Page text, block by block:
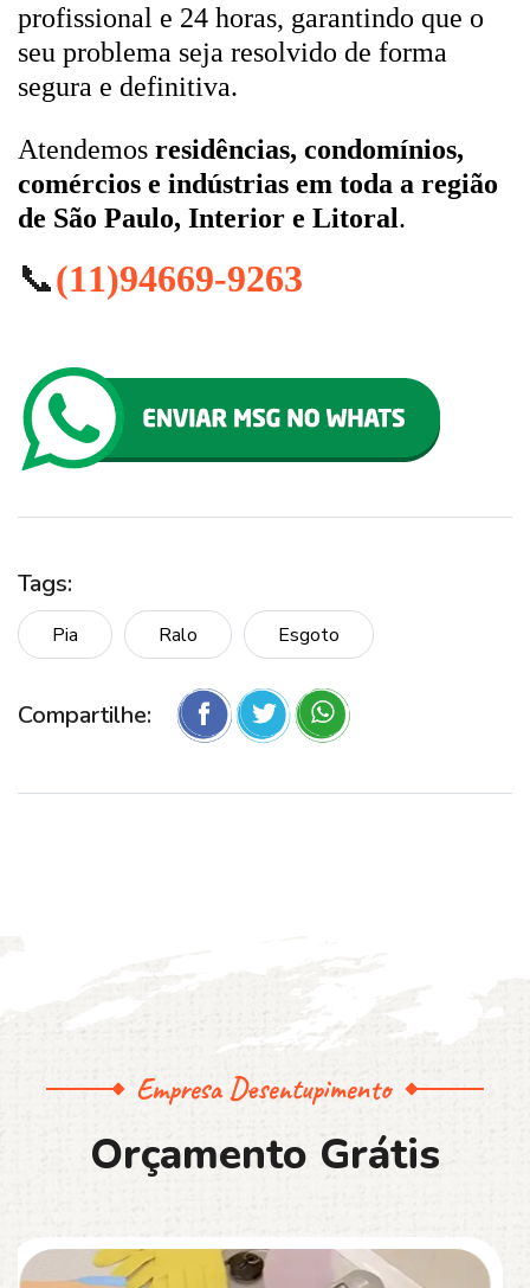
profissional e 24 horas, garantindo que o
seu problema seja resolvido de forma
segura e definitiva.
Atendemos residências, condomínios,
comércios e indústrias em toda a região
de São Paulo, Interior e Litoral.
📞(11)94669-9263
Tags:
Pia Ralo Esgoto
Compartilhe:
Empresa Desentupimento
Orçamento Grátis